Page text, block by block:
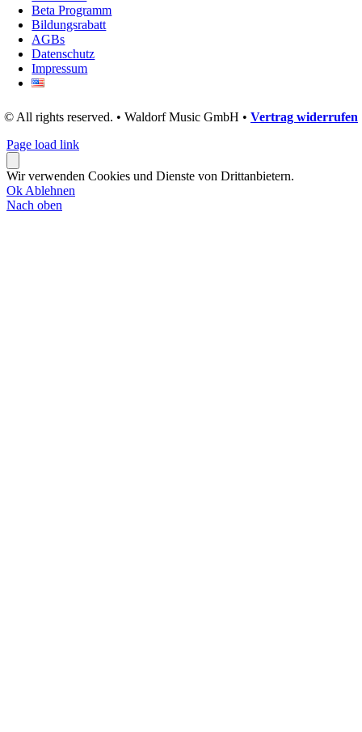
Beta Programm
Bildungsrabatt
AGBs
Datenschutz
Impressum
© All rights reserved. • Waldorf Music GmbH • Vertrag widerrufen
Page load link
Wir verwenden Cookies und Dienste von Drittanbietern.
Ok Ablehnen
Nach oben